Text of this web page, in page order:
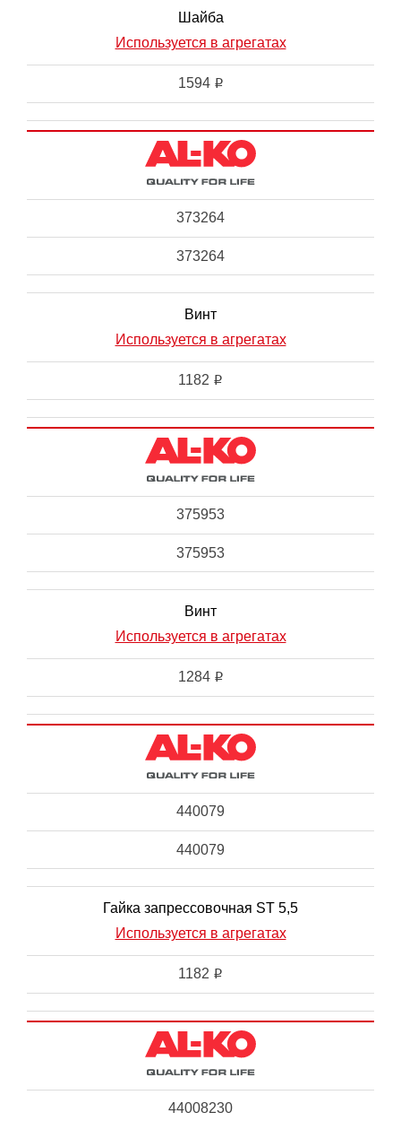
Шайба
Используется в агрегатах
1594 i
373264
373264
Винт
Используется в агрегатах
1182 i
375953
375953
Винт
Используется в агрегатах
1284 i
440079
440079
Гайка запрессовочная ST 5,5
Используется в агрегатах
1182 i
44008230